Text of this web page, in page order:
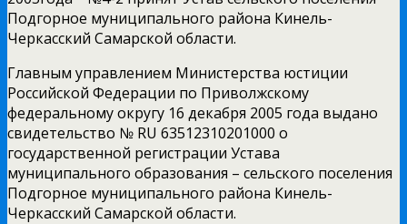
Подгорное муниципального района Кинель-
Черкасский Самарской области.
Главным управлением Министерства юстиции
Российской Федерации по Приволжскому
федеральному округу 16 декабря 2005 года выдано
свидетельство № RU 63512310201000 о
государственной регистрации Устава
муниципального образования – сельского поселения
Подгорное муниципального района Кинель-
Черкасский Самарской области.